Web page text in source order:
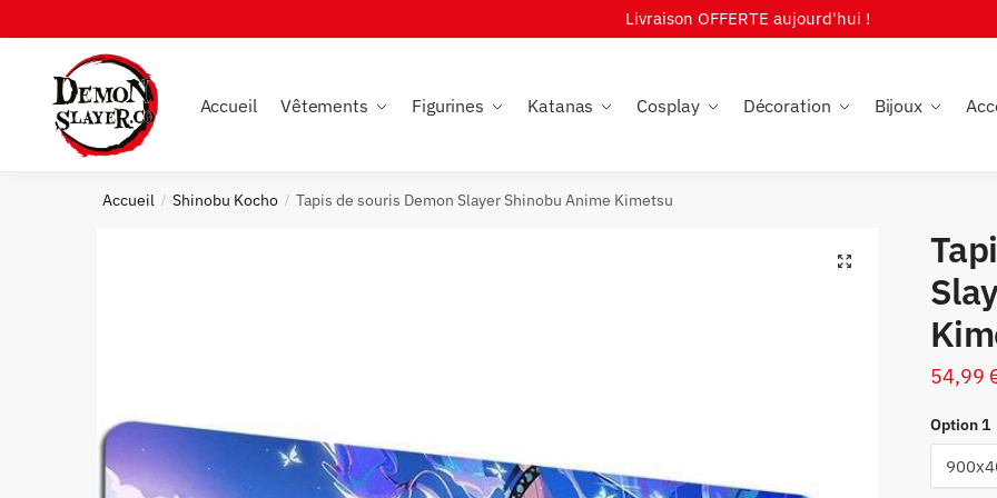
to
navigation
to
Livraison OFFERTE aujourd'hui !
Accueil Vêtements Figurines Katanas Cosplay Décoration Bijoux
Accueil / Shinobu Kocho / Tapis de souris Demon Slayer Shinobu Anime Kimetsu
🔍
54,99
Option 1